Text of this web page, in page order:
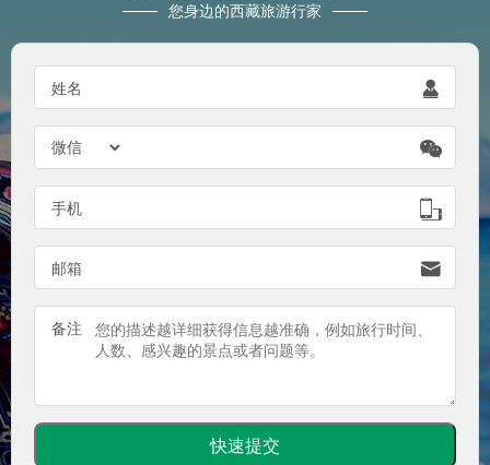
您身边的西藏旅游行家
姓名 

手机 
邮箱 
备注